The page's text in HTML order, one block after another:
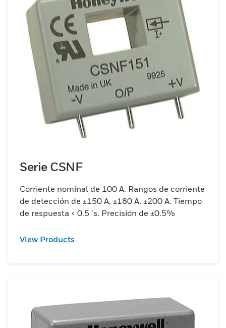
Serie CSNF
Corriente nominal de 100 A. Rangos de corriente
de detección de ±150 A, ±180 A, ±200 A. Tiempo
de respuesta < 0.5 μs. Precisión de ±0.5%
View Products